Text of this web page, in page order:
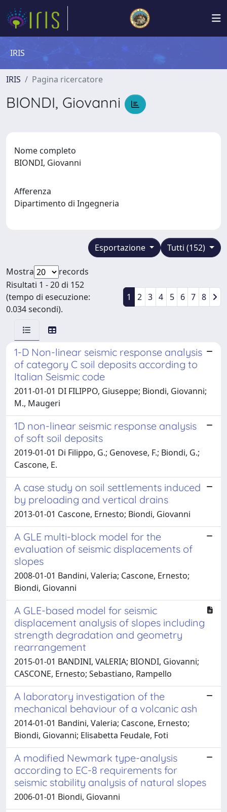
IRIS
IRIS Pagina ricercatore
BIONDI, Giovanni
Nome completo
BIONDI, Giovanni
Afferenza
Dipartimento di Ingegneria
Tutti (152)
Esportazione
Mostra
records
Risultati 1 - 20 di 152
(tempo di esecuzione:
0.034 secondi).
1 2 3 4 5 6 7 8
1-D Non-linear seismic response analysis
of category C soil deposits according to
Italian Seismic code
2011-01-01 DI FILIPPO, Giuseppe; Biondi, Giovanni;
M., Maugeri
1D non-linear seismic response analysis
of soft soil deposits
2019-01-01 Di Filippo, G.; Genovese, F.; Biondi, G.;
Cascone, E.
A case study on soil settlements induced
by preloading and vertical drains
2013-01-01 Cascone, Ernesto; Biondi, Giovanni
A GLE multi-block model for the
evaluation of seismic displacements of
slopes
2008-01-01 Bandini, Valeria; Cascone, Ernesto;
Biondi, Giovanni
A GLE-based model for seismic
displacement analysis of slopes including
strength degradation and geometry
rearrangement
2015-01-01 BANDINI, VALERIA; BIONDI, Giovanni;
CASCONE, Ernesto; Sebastiano, Rampello
A laboratory investigation of the
mechanical behaviour of a volcanic ash
2014-01-01 Bandini, Valeria; Cascone, Ernesto;
Biondi, Giovanni; Elisabetta Feudale, Foti
A modified Newmark type-analysis
according to EC-8 requirements for
seismic stability analysis of natural slopes
2006-01-01 Biondi, Giovanni